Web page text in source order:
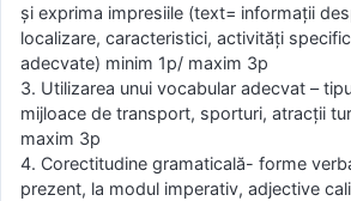
şi exprima impresiile (text= informații
localizare, caracteristici, activităţi
adecvate) minim 1p/ maxim 3p
3. Utilizarea unui vocabular adecvat –
mijloace de transport, sporturi, atracții
maxim 3p
4. Corectitudine gramaticală- forme
prezent, la modul imperativ, adjective